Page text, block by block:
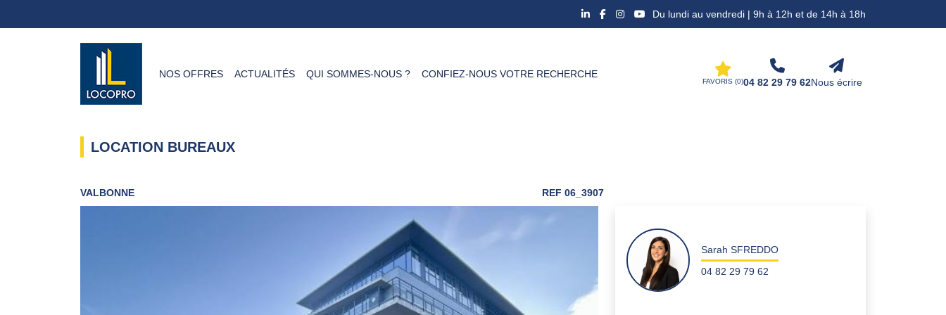
Du lundi au vendredi | 9h à 12h et de 14h à 18h
NOS OFFRES ACTUALITÉS QUI SOMMES-NOUS ? CONFIEZ-NOUS VOTRE RECHERCHE
FAVORIS (0)04 82 29 79 62Nous écrire
LOCATION BUREAUX
VALBONNE REF 06_3907
Sarah SFREDDO
04 82 29 79 62